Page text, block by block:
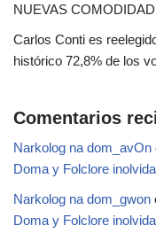
NUEVAS
Carlos Conti es
histórico 72,8% de los
Comentarios
Narkolog na dom_avOn
Doma y Folclore
Narkolog na dom_gwon
Doma y Folclore